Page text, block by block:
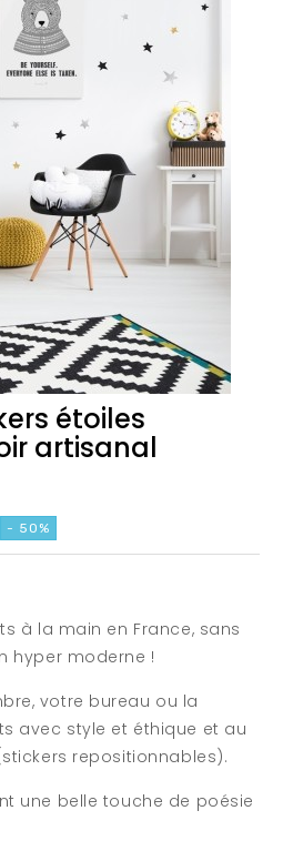
étoiles
artisanal
- 50%
à la main en France, sans
hyper moderne !
votre bureau ou la
avec style et éthique et au
repositionnables).
une belle touche de poésie